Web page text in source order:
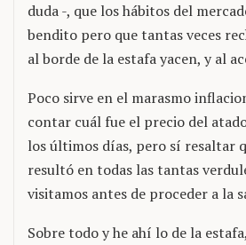
duda -, que los hábitos del
bendito pero que tantas veces
al borde de la estafa yacen, y al
Poco sirve en el marasmo
contar cuál fue el precio del
los últimos días, pero sí resaltar
resultó en todas las tantas
visitamos antes de proceder a la
Sobre todo y he ahí lo de la